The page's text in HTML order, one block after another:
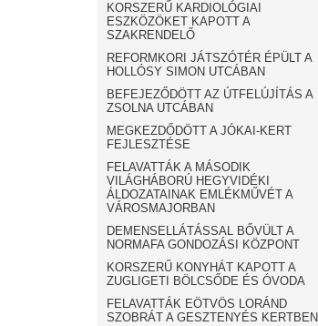
KORSZERŰ KARDIOLÓGIAI
ESZKÖZÖKET KAPOTT A
SZAKRENDELŐ
REFORMKORI JÁTSZÓTÉR ÉPÜLT A
HOLLÓSY SIMON UTCÁBAN
BEFEJEZŐDÖTT AZ ÚTFELÚJÍTÁS A
ZSOLNA UTCÁBAN
MEGKEZDŐDÖTT A JÓKAI-KERT
FEJLESZTÉSE
FELAVATTÁK A MÁSODIK
VILÁGHÁBORÚ HEGYVIDÉKI
ÁLDOZATAINAK EMLÉKMŰVÉT A
VÁROSMAJORBAN
DEMENSELLÁTÁSSAL BŐVÜLT A
NORMAFA GONDOZÁSI KÖZPONT
KORSZERŰ KONYHÁT KAPOTT A
ZUGLIGETI BÖLCSŐDE ÉS ÓVODA
FELAVATTÁK EÖTVÖS LORÁND
SZOBRÁT A GESZTENYÉS KERTBEN